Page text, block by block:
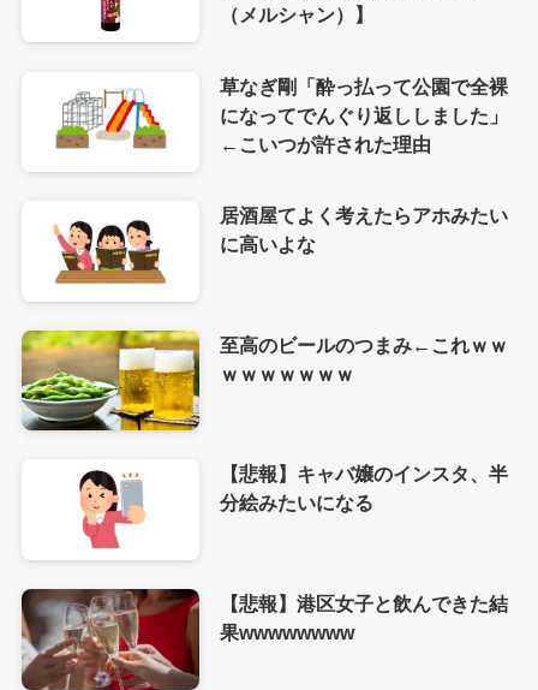
（メルシャン）】
草なぎ剛「酔っ払って公園で全裸
になってでんぐり返ししました」
←こいつが許された理由
居酒屋てよく考えたらアホみたい
に高いよな
至高のビールのつまみ←これｗｗ
ｗｗｗｗｗｗｗ
【悲報】キャバ嬢のインスタ、半
分絵みたいになる
【悲報】港区女子と飲んできた結
果wwwwwwww